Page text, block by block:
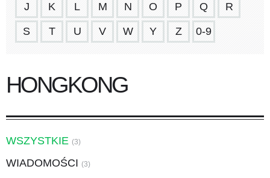
J K L M N O P Q R
S T U V W Y Z 0-9
HONGKONG
WSZYSTKIE (3)
WIADOMOŚCI (3)